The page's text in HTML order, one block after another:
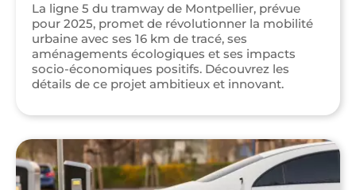
La ligne 5 du tramway de Montpellier, prévue
pour 2025, promet de révolutionner la mobilité
urbaine avec ses 16 km de tracé, ses
aménagements écologiques et ses impacts
socio-économiques positifs. Découvrez les
détails de ce projet ambitieux et innovant.